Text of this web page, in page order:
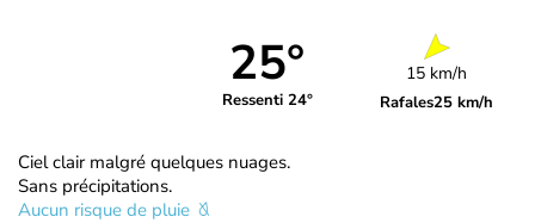
25°
Ressenti 24°
15 km/h
Rafales25 km/h
Ciel clair malgré quelques nuages.
Sans précipitations.
Aucun risque de pluie